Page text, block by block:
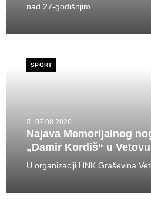
nad 27-godišnjim...
SPORT
07.08.2026
Najava Memorijalnog
„Damir Kordiš“ u Vetovu
U organizaciji HNK Graševina